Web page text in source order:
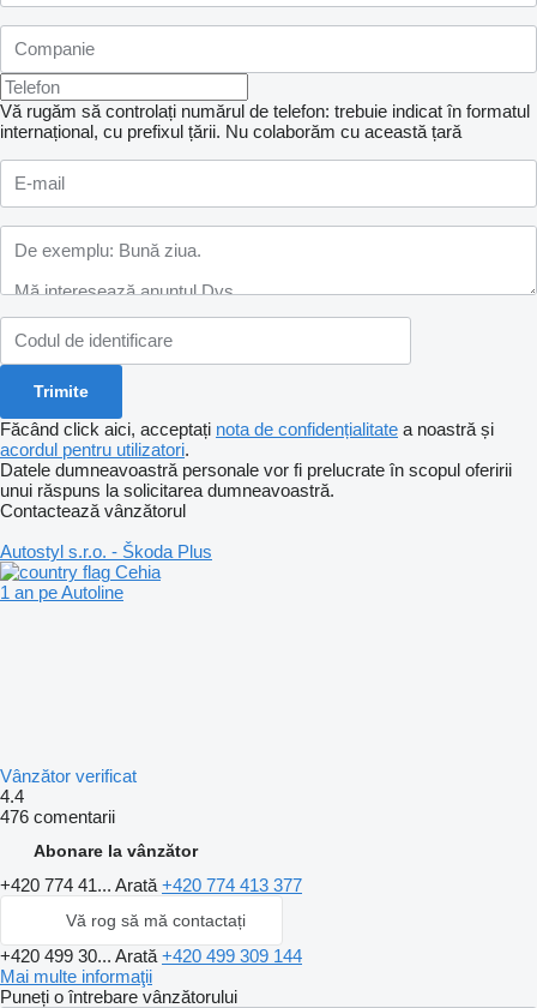
Vă rugăm să controlați numărul de telefon: trebuie indicat în formatul
internațional, cu prefixul țării. Nu colaborăm cu această țară
Făcând click aici, acceptați nota de confidențialitate a noastră și
acordul pentru utilizatori.
Datele dumneavoastră personale vor fi prelucrate în scopul oferirii
unui răspuns la solicitarea dumneavoastră.
Contactează vânzătorul
Autostyl s.r.o. - Škoda Plus
Cehia
1 an pe Autoline
Vânzător verificat
4.4
476 comentarii
Abonare la vânzător
+420 774 41... Arată +420 774 413 377
Vă rog să mă contactați
+420 499 30... Arată +420 499 309 144
Mai multe informaţii
Puneți o întrebare vânzătorului